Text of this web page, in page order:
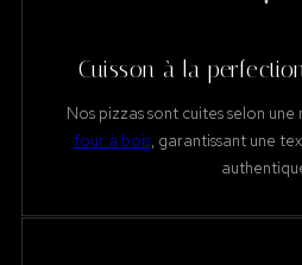
Cuisson à la
Nos pizzas sont cuites selon
four à bois, garantissant une